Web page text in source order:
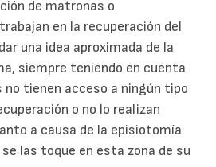
de matronas o
en la recuperación del
una idea aproximada de la
siempre teniendo en cuenta
no tienen acceso a ningún tipo
o no lo realizan
a causa de la episiotomía
las toque en esta zona de su